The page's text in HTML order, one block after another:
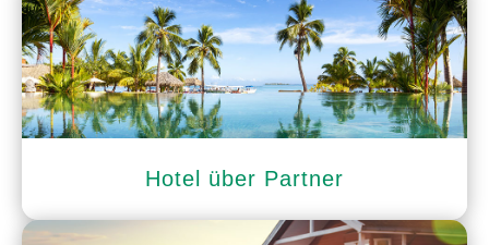
Hotel über Partner